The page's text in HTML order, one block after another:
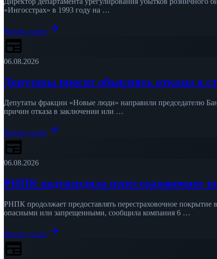
«Ингосстрах» в 1993 году на …
Читать далее arrow_forward
newspaper
06.08.2026
Депутаты просят объяснять отказы в
Депутаты фракции «Новые люди» направили председателю
причин отказа в заключении или …
Читать далее arrow_forward
newspaper
06.08.2026
РНПК подтвердила перестраховочное
РНПК продолжает предоставлять перестраховочное
опасными или запрещенными, сообщила компания 6 …
Читать далее arrow_forward
newspaper